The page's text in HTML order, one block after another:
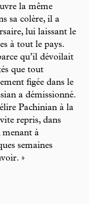
la même
sa colère, il a
lui laissant le
à tout le pays.
qu’il dévoilait
que tout
figée dans le
a démissionné.
Pachinian à la
repris, dans
menant à
semaines
»